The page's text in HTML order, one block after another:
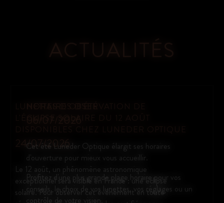
ACTUALITÉS
Les nouvelles montures Emmanuelle Khanh viennent
d’arriver chez Luneder Optique.
Des modèles au style audacieux et intemporel, alliant
design iconique et fabrication française.
Venez les découvrir dès maintenant en magasin.